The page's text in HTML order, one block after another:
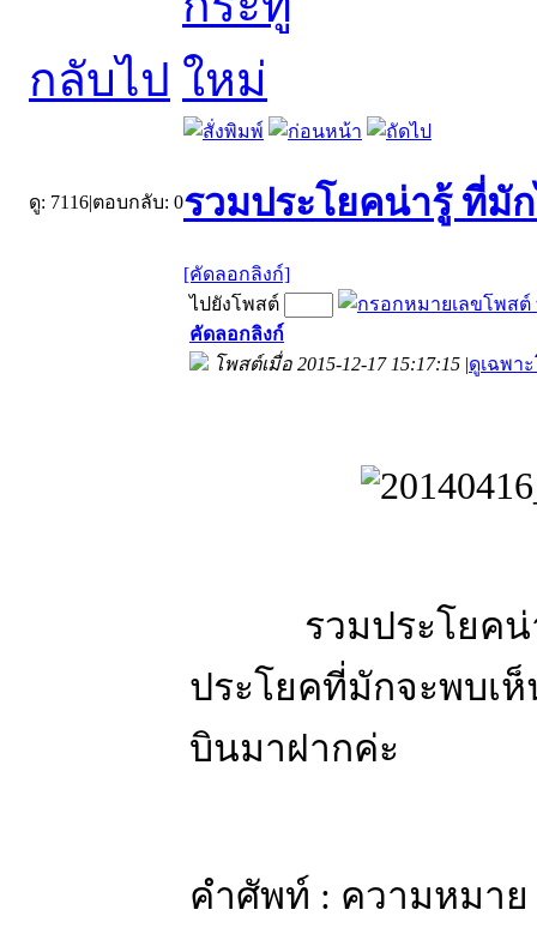
กลับไป
ดู: 7116|ตอบกลับ: 0รวมประโยคน่ารู้ ที่มั
[คัดลอกลิงก์]
ไปยังโพสต์
คัดลอกลิงก์
โพสต์เมื่อ 2015-12-17 15:17:15 |ดูเฉพา
รวมประโยคน่ารู้
ประโยคที่มักจะพบเ
บินมาฝากค่ะ
คำศัพท์ : ความหมาย